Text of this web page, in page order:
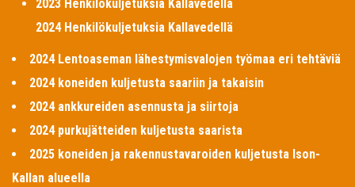
2023 Henkilökuljetuksia Kallavedellä
2024 Henkilökuljetuksia Kallavedellä
2024 Lentoaseman lähestymisvalojen työmaa eri tehtäviä
2024 koneiden kuljetusta saariin ja takaisin
2024 ankkureiden asennusta ja siirtoja
2024 purkujätteiden kuljetusta saarista
2025 koneiden ja rakennustavaroiden kuljetusta Ison-
Kallan alueella